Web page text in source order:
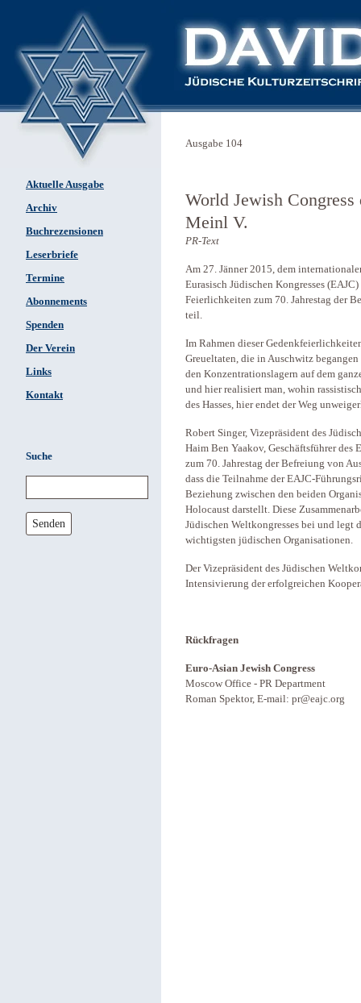
Aktuelle Ausgabe
Archiv
Buchrezensionen
Leserbriefe
Termine
Abonnements
Spenden
Der Verein
Links
Kontakt
Suche
Senden
Ausgabe 104
World Jewish
Meinl V.
PR-Text
Am 27. Jänner 2015, dem
Eurasisch Jüdischen Kongresses
Feierlichkeiten zum 70. Jahrestag der
teil.
Im Rahmen dieser
Greueltaten, die in Auschwitz
den Konzentrationslagern auf dem
und hier realisiert man, wohin
des Hasses, hier endet der Weg
Robert Singer, Vizepräsident des
Haim Ben Yaakov, Geschäftsführer des
zum 70. Jahrestag der Befreiung von
dass die Teilnahme der EAJC-
Beziehung zwischen den beiden
Holocaust darstellt. Diese
Jüdischen Weltkongresses bei und legt
wichtigsten jüdischen Organisationen.
Der Vizepräsident des Jüdischen
Intensivierung der erfolgreichen
Rückfragen
Euro-Asian Jewish Congress
Moscow Office - PR Department
Roman Spektor, E-mail: pr@eajc.org